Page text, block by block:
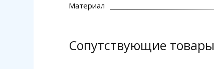
Материал
Сопутствующие товары